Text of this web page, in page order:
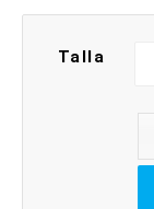
Talla